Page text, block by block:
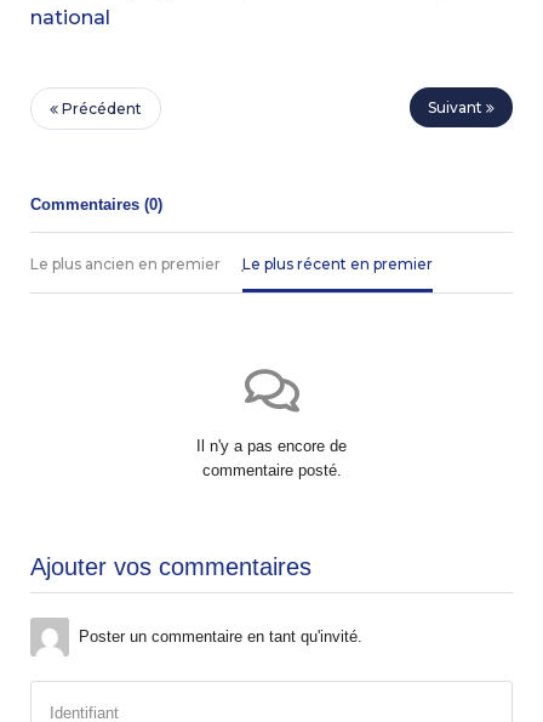
national
Précédent Suivant
Commentaires (0)
Le plus ancien en premier Le plus récent en premier
Il n'y a pas encore de
commentaire posté.
Ajouter vos commentaires
Poster un commentaire en tant qu'invité.
Identifiant